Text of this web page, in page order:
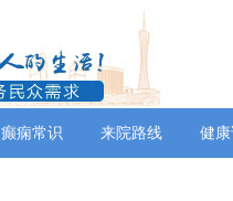
癫痫常识 来院路线 健